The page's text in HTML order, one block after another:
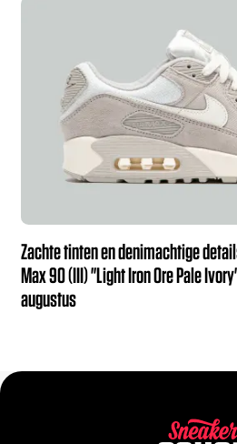
Zachte tinten en denimachtige
Max 90 (III) "Light Iron Ore Pale
augustus